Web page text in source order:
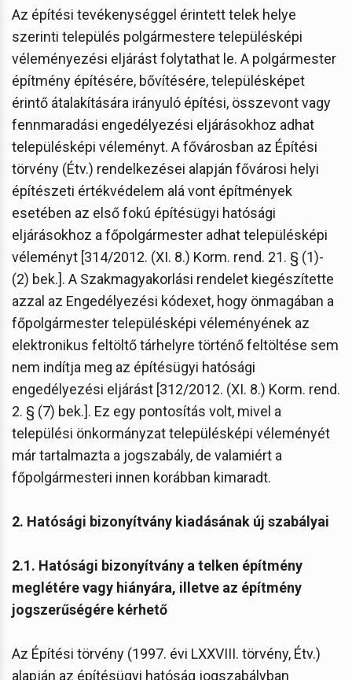
Az építési tevékenységgel érintett telek helye
szerinti település polgármestere településképi
véleményezési eljárást folytathat le. A polgármester
építmény építésére, bővítésére, településképet
érintő átalakítására irányuló építési, összevont vagy
fennmaradási engedélyezési eljárásokhoz adhat
településképi véleményt. A fővárosban az Építési
törvény (Étv.) rendelkezései alapján fővárosi helyi
építészeti értékvédelem alá vont építmények
esetében az első fokú építésügyi hatósági
eljárásokhoz a főpolgármester adhat településképi
véleményt [314/2012. (XI. 8.) Korm. rend. 21. § (1)-
(2) bek.]. A Szakmagyakorlási rendelet kiegészítette
azzal az Engedélyezési kódexet, hogy önmagában a
főpolgármester településképi véleményének az
elektronikus feltöltő tárhelyre történő feltöltése sem
nem indítja meg az építésügyi hatósági
engedélyezési eljárást [312/2012. (XI. 8.) Korm. rend.
2. § (7) bek.]. Ez egy pontosítás volt, mivel a
települési önkormányzat településképi véleményét
már tartalmazta a jogszabály, de valamiért a
főpolgármesteri innen korábban kimaradt.
2. Hatósági bizonyítvány kiadásának új szabályai
2.1. Hatósági bizonyítvány a telken építmény
meglétére vagy hiányára, illetve az építmény
jogszerűségére kérhető
Az Építési törvény (1997. évi LXXVIII. törvény, Étv.)
alapján az építésügyi hatóság jogszabályban